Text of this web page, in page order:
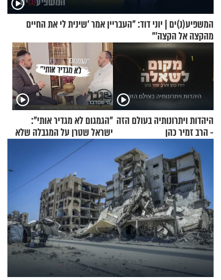
המשפיע(נ)ים | יוני דוד: "העבריין אמר 'שינית לי את החיים
מהקצה אל הקצה'"
היהדות ויתרונותיה בעולם הזה
- הרב זמיר כהן
"הגמגום לא מגדיר אותי":
ישראל שטרן על המגבלה שלא
עוצרת אותו